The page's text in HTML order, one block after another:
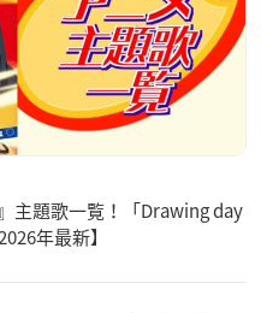
主題歌一覧！「Drawing day
年最新】